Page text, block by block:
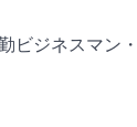
ビジネスマン